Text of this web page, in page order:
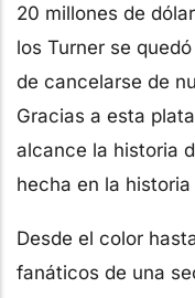
20 millones de
los Turner se
de cancelarse de
Gracias a esta
alcance la historia
hecha en la
Desde el color
fanáticos de una